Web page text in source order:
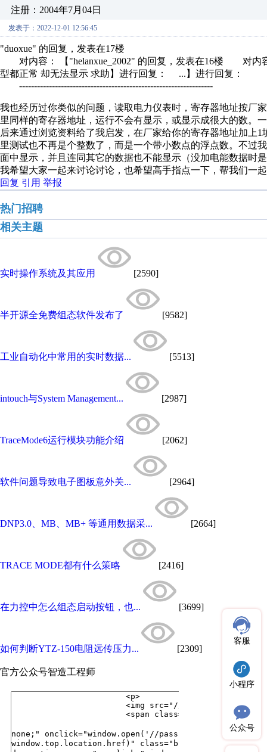
注册：2004年7月04日
发表于：2022-12-01 12:56:45
"duoxue" 的回复，发表在17楼
对内容： 【"helanxue_2002" 的回复，发表在16楼 对内
型都正常 却无法显示 求助】进行回复： ...】进行回复：
-----------------------------------------------------------------
我也经历过你类似的问题，读取电力仪表时，寄存器地址按厂
里同样的寄存器地址，运行不会有显示，或显示成很大的数。
后来通过浏览资料给了我启发，在厂家给你的寄存器地址加上
里测试也不再是个整数了，而是一个带小数点的浮点数。不过
面中显示，并且连同其它的数据也不能显示（没加电能数据时
我希望大家一起来讨论讨论，也希望高手指点一下，帮我们一
回复 引用 举报
热门招聘
相关主题
实时操作系统及其应用 [2590]
半开源全免费组态软件发布了 [9582]
工业自动化中常用的实时数据... [5513]
intouch与System Management... [2987]
TraceMode6运行模块功能介绍 [2062]
软件问题导致电子图板意外关... [2964]
DNP3.0、MB、MB+ 等通用数据采... [2664]
TRACE MODE都有什么策略 [2416]
在力控中怎么组态启动按钮，也... [3699]
如何判断YTZ-150电阻远传压力... [2309]
官方公众号智造工程师
客服
小程序
公众号